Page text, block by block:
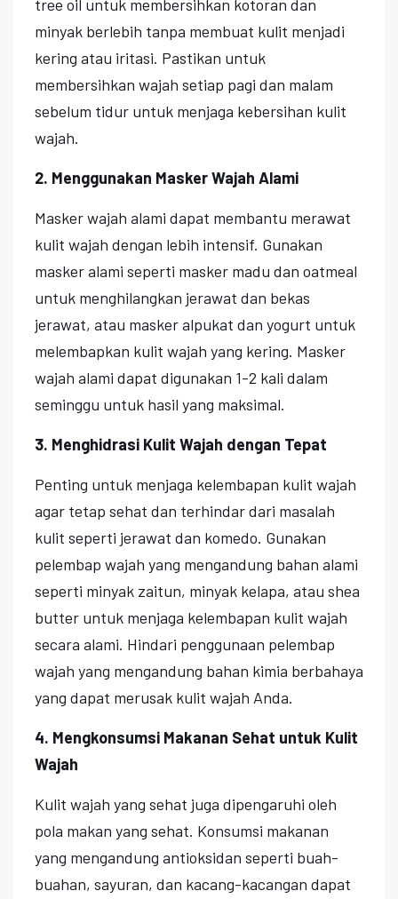
tree oil untuk membersihkan kotoran dan
minyak berlebih tanpa membuat kulit menjadi
kering atau iritasi. Pastikan untuk
membersihkan wajah setiap pagi dan malam
sebelum tidur untuk menjaga kebersihan kulit
wajah.
2. Menggunakan Masker Wajah Alami
Masker wajah alami dapat membantu merawat
kulit wajah dengan lebih intensif. Gunakan
masker alami seperti masker madu dan oatmeal
untuk menghilangkan jerawat dan bekas
jerawat, atau masker alpukat dan yogurt untuk
melembapkan kulit wajah yang kering. Masker
wajah alami dapat digunakan 1-2 kali dalam
seminggu untuk hasil yang maksimal.
3. Menghidrasi Kulit Wajah dengan Tepat
Penting untuk menjaga kelembapan kulit wajah
agar tetap sehat dan terhindar dari masalah
kulit seperti jerawat dan komedo. Gunakan
pelembap wajah yang mengandung bahan alami
seperti minyak zaitun, minyak kelapa, atau shea
butter untuk menjaga kelembapan kulit wajah
secara alami. Hindari penggunaan pelembap
wajah yang mengandung bahan kimia berbahaya
yang dapat merusak kulit wajah Anda.
4. Mengkonsumsi Makanan Sehat untuk Kulit
Wajah
Kulit wajah yang sehat juga dipengaruhi oleh
pola makan yang sehat. Konsumsi makanan
yang mengandung antioksidan seperti buah-
buahan, sayuran, dan kacang-kacangan dapat